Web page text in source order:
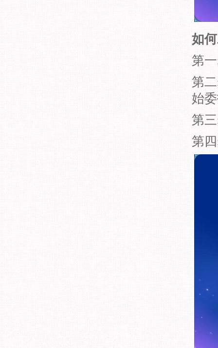
如
第
第
始
第
第